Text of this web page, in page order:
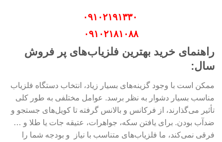
۰۹۱۰۲۱۹۱۳۳۰
۰۹۱۰۲۱۸۱۰۸۸
راهنمای خرید بهترین فلزیاب‌های پر فروش
سال:
ممکن است با وجود گزینه‌های بسیار زیاد، انتخاب دستگاه فلزیاب
مناسب بسیار دشوار به نظر برسد. عوامل مختلفی به طور کلی
تأثیر می‌گذارند، از فرکانس و بالانس گرفته تا کویل‌های جستجو و
ضدآب بودن. برای یافتن سکه، جواهرات، عتیقه جات یا طلا و …
فرقی نمی‌کند، ما فلزیاب‌های متناسب با نیاز و بودجه شما را